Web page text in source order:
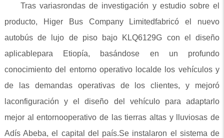
Tras variasrondas de investigación y estudio sobre el
producto, Higer Bus Company Limitedfabricó el nuevo
autobús de lujo de piso bajo KLQ6129G con el diseño
aplicablepara Etiopía, basándose en un profundo
conocimiento del entorno operativo localde los vehículos y
de las demandas operativas de los clientes, y mejoró
laconfiguración y el diseño del vehículo para adaptarlo
mejor al entornooperativo de las tierras altas y lluviosas de
Adís Abeba, el capital del país.Se instalaron el sistema de